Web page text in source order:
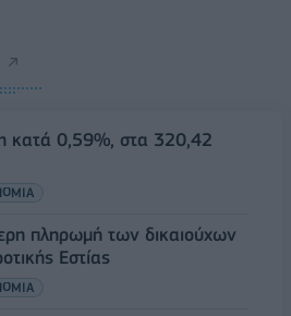
κατά 0,59%, στα 320,42
πληρωμή των δικαιούχων
Εστίας